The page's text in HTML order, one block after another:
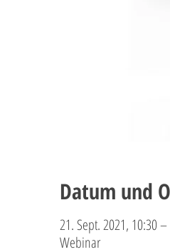
Datum und
21. Sept. 2021, 10:30
Webinar